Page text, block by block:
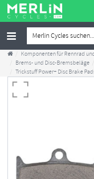
Komponenten für Rennrad
Brems- und Disc-Bremsbeläge
Trickstuff Power+ Disc Brake